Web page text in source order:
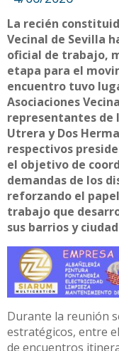
La recién
Vecinal de Sevilla
oficial de trabajo,
etapa para el
encuentro tuvo
Asociaciones
representantes de
Utrera y Dos
respectivos
el objetivo de
demandas de los
reforzando el
trabajo que
sus barrios y
Durante la reunión
estratégicos, entre
de encuentros